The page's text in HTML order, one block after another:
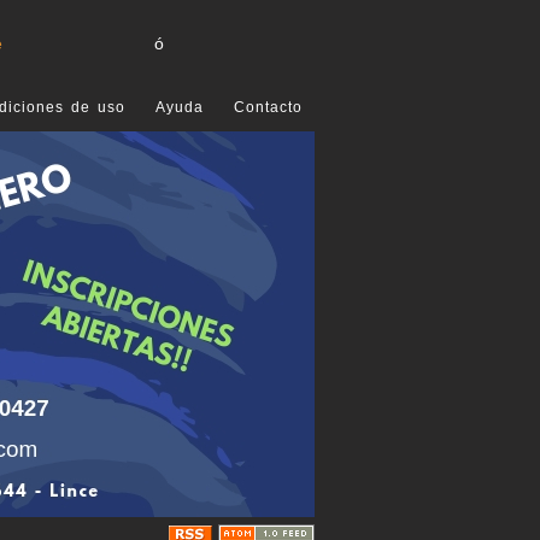
ó
de uso Ayuda Contacto